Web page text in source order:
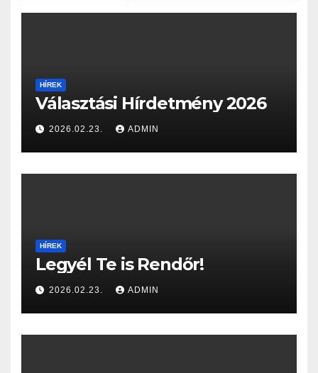
HÍREK
Választási Hírdetmény 2026
2026.02.23. ADMIN
HÍREK
Legyél Te is Rendőr!
2026.02.23. ADMIN